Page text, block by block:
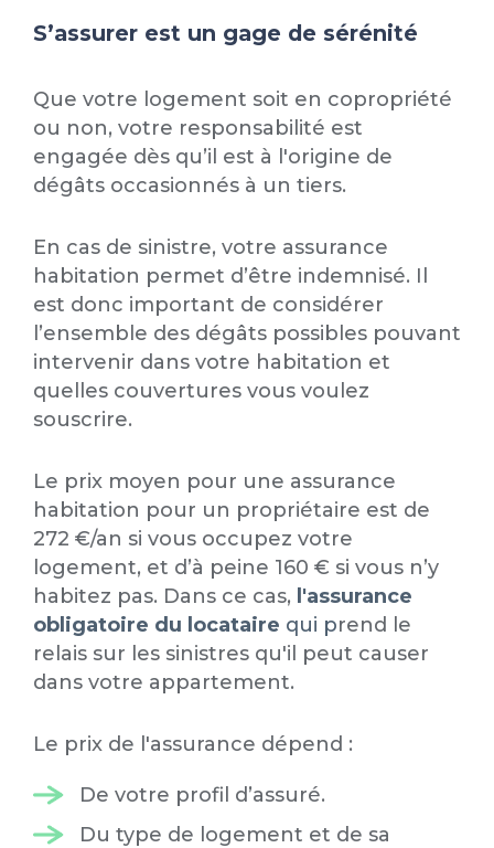
S’assurer est un gage de sérénité
Que votre logement soit en copropriété
ou non, votre responsabilité est
engagée dès qu’il est à l'origine de
dégâts occasionnés à un tiers.
En cas de sinistre, votre assurance
habitation permet d’être indemnisé. Il
est donc important de considérer
l’ensemble des dégâts possibles pouvant
intervenir dans votre habitation et
quelles couvertures vous voulez
souscrire.
Le prix moyen pour une assurance
habitation pour un propriétaire est de
272 €/an si vous occupez votre
logement, et d’à peine 160 € si vous n’y
habitez pas. Dans ce cas, l'assurance
obligatoire du locataire qui prend le
relais sur les sinistres qu'il peut causer
dans votre appartement.
Le prix de l'assurance dépend :
De votre profil d’assuré.
Du type de logement et de sa